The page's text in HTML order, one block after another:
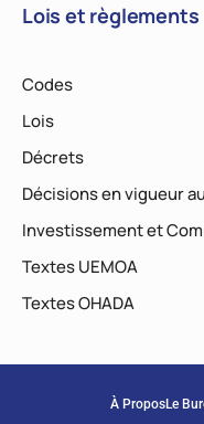
Lois et règlements
Codes
Lois
Décrets
Décisions en vigueur
Investissement et
Textes UEMOA
Textes OHADA
À ProposLe